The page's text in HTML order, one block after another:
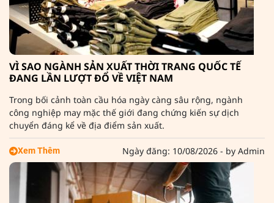
VÌ SAO NGÀNH SẢN XUẤT THỜI TRANG QUỐC TẾ
ĐANG LẦN LƯỢT ĐỔ VỀ VIỆT NAM
Trong bối cảnh toàn cầu hóa ngày càng sâu rộng, ngành
công nghiệp may mặc thế giới đang chứng kiến sự dịch
chuyển đáng kể về địa điểm sản xuất.
Xem Thêm Ngày đăng: 10/08/2026 - by Admin